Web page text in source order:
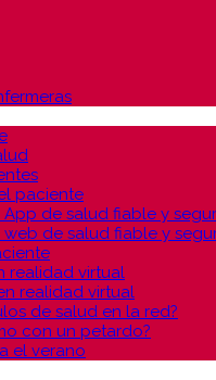
paciente
de salud fiable y
de salud fiable y
realidad virtual
realidad virtual
de salud en la red?
con un petardo?
el verano